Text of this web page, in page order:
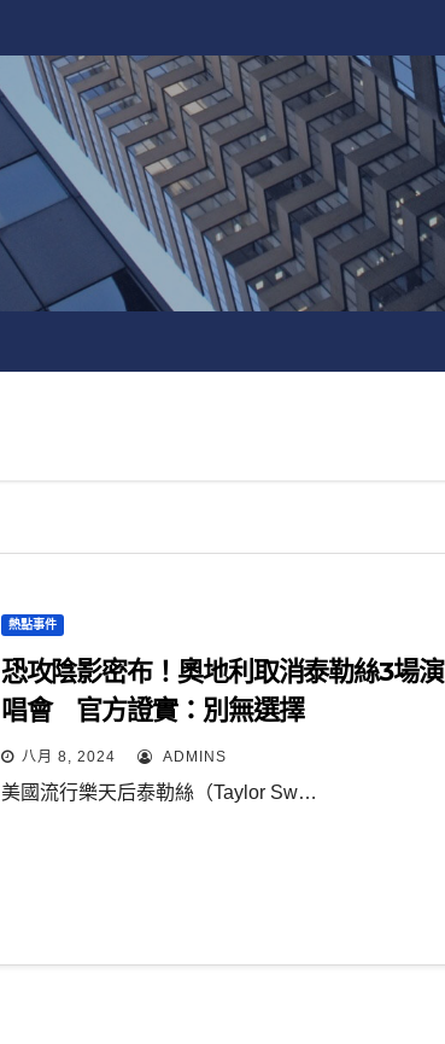
熱點事件
恐攻陰影密布！奧地利取消泰勒絲3場演
唱會 官方證實：別無選擇
八月 8, 2024 ADMINS
美國流行樂天后泰勒絲（Taylor Sw…